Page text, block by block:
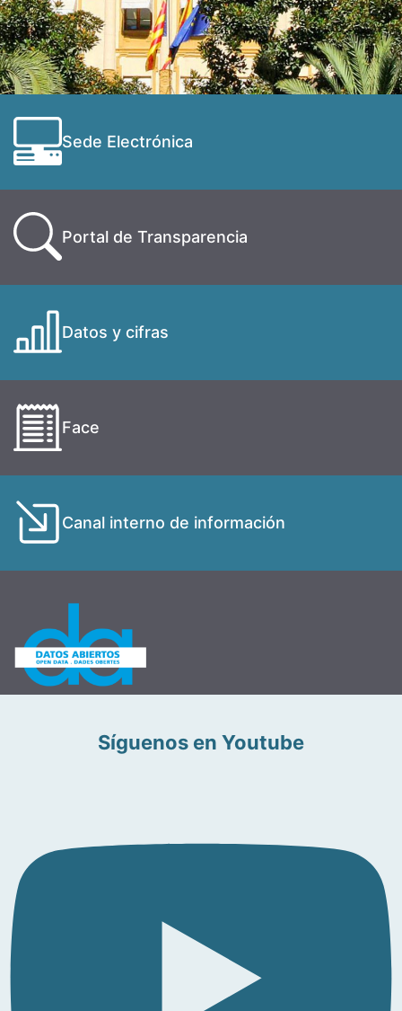
Sede Electrónica
Portal de Transparencia
Datos y cifras
Face
Canal interno de información
Síguenos en Youtube